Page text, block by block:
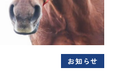
お知らせ